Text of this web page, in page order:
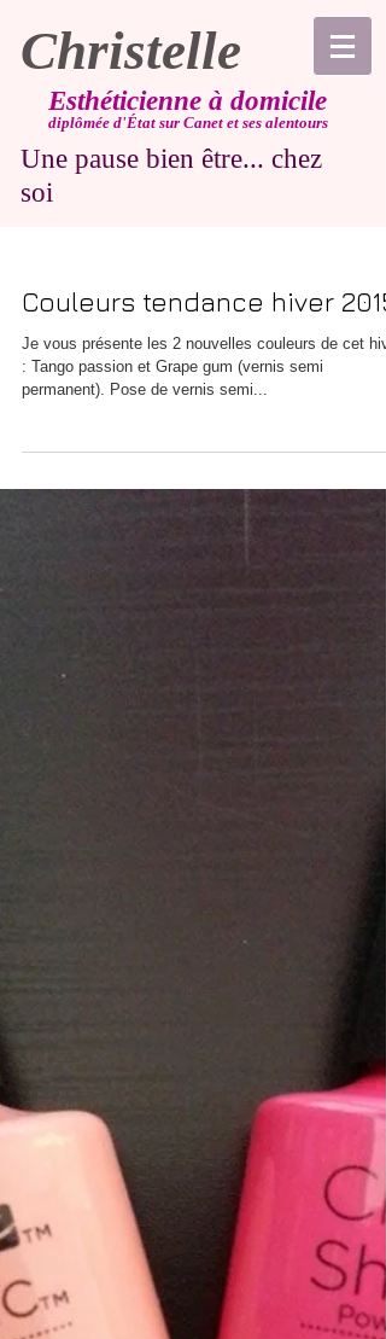
Christelle
Esthéticienne à domicile
diplômée d'État sur Canet et ses alentours
Une pause bien être... chez
soi
Couleurs tendance hiver 2015
Je vous présente les 2 nouvelles couleurs de cet
: Tango passion et Grape gum (vernis semi
permanent). Pose de vernis semi...